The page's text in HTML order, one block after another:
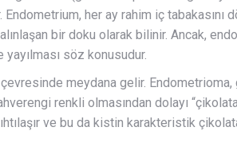
her ay rahim iç tabakasını
bir doku olarak bilinir. Ancak,
söz konusudur.
meydana gelir.
renkli olmasından dolayı
ve bu da kistin karakteristik